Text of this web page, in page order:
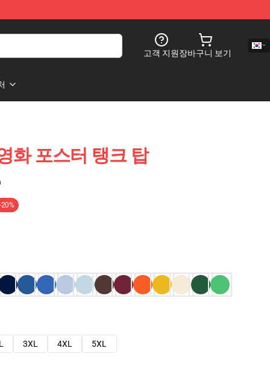
고객 지원장바구니 보기
화 포스터 탱크 탑
-20%
3XL 4XL 5XL